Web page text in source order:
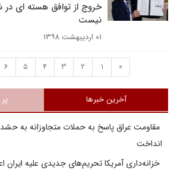
خروج از توافق هسته ای در
نیست
۰۱ اردیبهشت ۱۳۹۸
«
1
2
3
4
5
6
آخرین خبرها
مقاومت عراق پاسخ به حملات متجاوزانه به حشد
انداخت
خزانه‌داری آمریکا تحریم‌های جدیدی علیه ایران